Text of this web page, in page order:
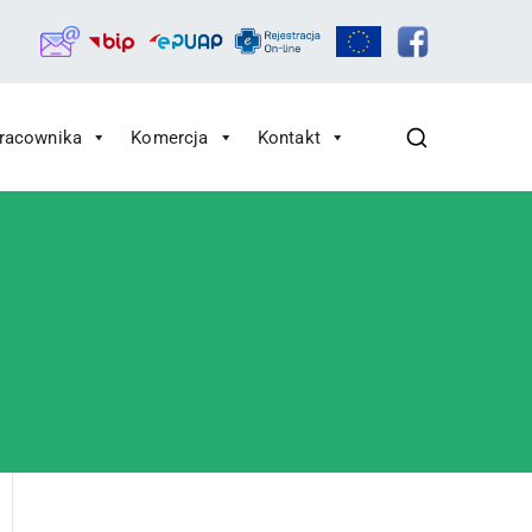
Komercja Kontakt